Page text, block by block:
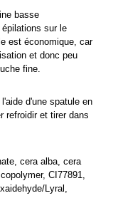
basse
sur le
est économique, car
et donc peu
fine.
d'une spatule en
refroidir et tirer dans
cera alba, cera
CI77891,
Lyral,